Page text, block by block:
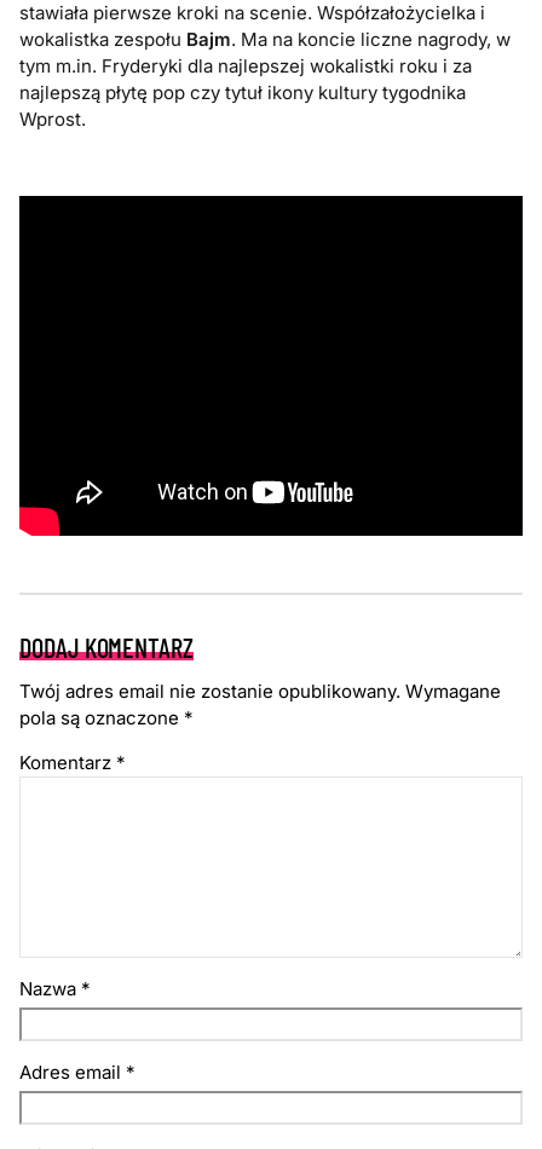
stawiała pierwsze kroki na scenie. Współzałożycielka i
wokalistka zespołu Bajm. Ma na koncie liczne nagrody, w
tym m.in. Fryderyki dla najlepszej wokalistki roku i za
najlepszą płytę pop czy tytuł ikony kultury tygodnika
Wprost.
DODAJ KOMENTARZ
Twój adres email nie zostanie opublikowany. Wymagane
pola są oznaczone *
Komentarz *
Nazwa *
Adres email *